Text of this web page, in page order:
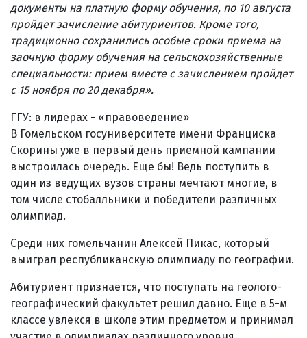
документы на платную форму обучения, по 10 августа
пройдет зачисление абитуриентов. Кроме того,
традиционно сохранились особые сроки приема на
заочную форму обучения на сельскохозяйственные
специальности: прием вместе с зачислением пройдет
с 15 ноября по 20 декабря».
ГГУ: в лидерах - «правоведение»
В Гомельском госуниверситете имени Франциска
Скорины уже в первый день приемной кампании
выстроилась очередь. Еще бы! Ведь поступить в
один из ведущих вузов страны мечтают многие, в
том числе стобалльники и победители различных
олимпиад.
Среди них гомельчанин Алексей Пикас, который
выиграл республиканскую олимпиаду по географии.
Абитуриент признается, что поступать на геолого-
географический факультет решил давно. Еще в 5-м
классе увлекся в школе этим предметом и принимал